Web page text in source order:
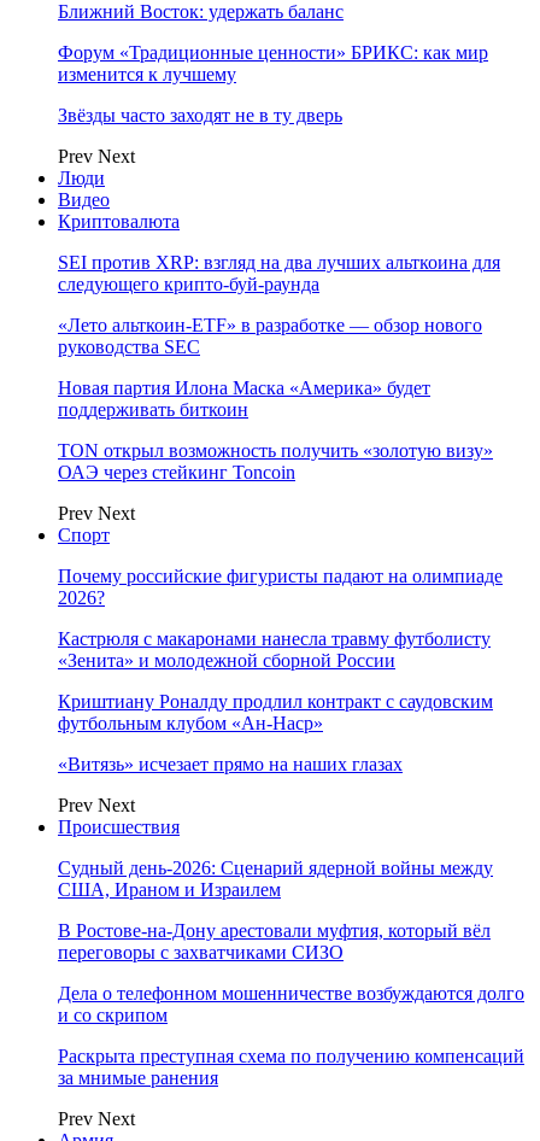
Ближний Восток: удержать баланс
Форум «Традиционные ценности» БРИКС: как мир
изменится к лучшему
Звёзды часто заходят не в ту дверь
Prev Next
Люди
Видео
Криптовалюта
SEI против XRP: взгляд на два лучших альткоина для
следующего крипто-буй-раунда
«Лето альткоин-ETF» в разработке — обзор нового
руководства SEC
Новая партия Илона Маска «Америка» будет
поддерживать биткоин
TON открыл возможность получить «золотую визу»
ОАЭ через стейкинг Toncoin
Prev Next
Спорт
Почему российские фигуристы падают на олимпиаде
2026?
Кастрюля с макаронами нанесла травму футболисту
«Зенита» и молодежной сборной России
Криштиану Роналду продлил контракт с саудовским
футбольным клубом «Ан-Наср»
«Витязь» исчезает прямо на наших глазах
Prev Next
Происшествия
Судный день-2026: Сценарий ядерной войны между
США, Ираном и Израилем
В Ростове-на-Дону арестовали муфтия, который вёл
переговоры с захватчиками СИЗО
Дела о телефонном мошенничестве возбуждаются долго
и со скрипом
Раскрыта преступная схема по получению компенсаций
за мнимые ранения
Prev Next